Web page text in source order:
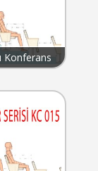
Konferans